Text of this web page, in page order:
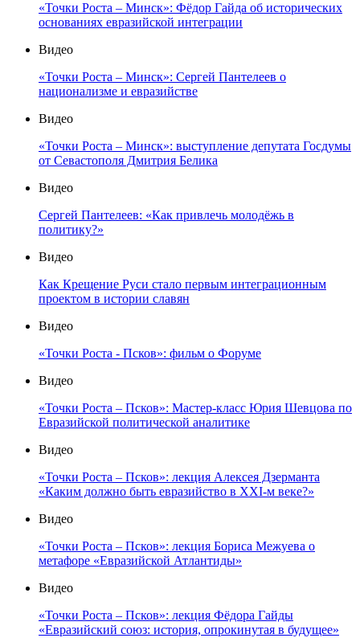
«Точки Роста – Минск»: Фёдор Гайда об исторических
основаниях евразийской интеграции
Видео
«Точки Роста – Минск»: Сергей Пантелеев о
национализме и евразийстве
Видео
«Точки Роста – Минск»: выступление депутата Госдумы
от Севастополя Дмитрия Белика
Видео
Сергей Пантелеев: «Как привлечь молодёжь в
политику?»
Видео
Как Крещение Руси стало первым интеграционным
проектом в истории славян
Видео
«Точки Роста - Псков»: фильм о Форуме
Видео
«Точки Роста – Псков»: Мастер-класс Юрия Шевцова по
Евразийской политической аналитике
Видео
«Точки Роста – Псков»: лекция Алексея Дзерманта
«Каким должно быть евразийство в XXI-м веке?»
Видео
«Точки Роста – Псков»: лекция Бориса Межуева о
метафоре «Евразийской Атлантиды»
Видео
«Точки Роста – Псков»: лекция Фёдора Гайды
«Евразийский союз: история, опрокинутая в будущее»